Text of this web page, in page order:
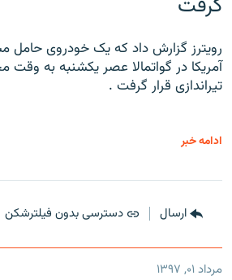
رویترز گزارش داد که یک خودروی حامل
آمریکا در گواتمالا عصر یکشنبه به
تیراندازی قرار گرفت .
ادامه خبر
ارسال دسترسی بدون فیلترشکن
مرداد ۰۱, ۱۳۹۷